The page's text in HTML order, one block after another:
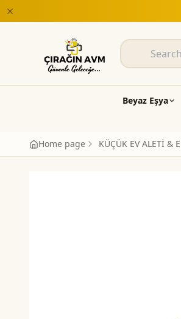
Çırağın AVM'de
Beyaz Eşya
Home page KÜÇÜK EV ALETİ &